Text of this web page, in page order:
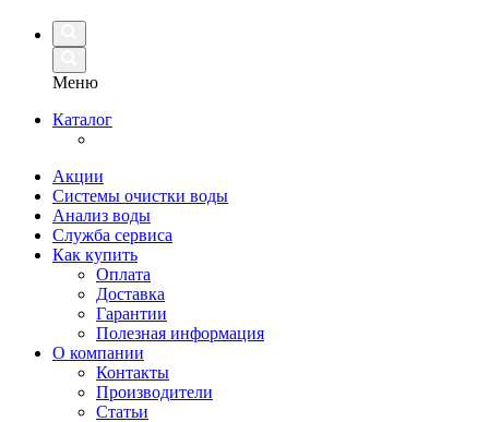
Меню
Каталог
Акции
Системы очистки воды
Анализ воды
Служба сервиса
Как купить
Оплата
Доставка
Гарантии
Полезная информация
О компании
Контакты
Производители
Статьи